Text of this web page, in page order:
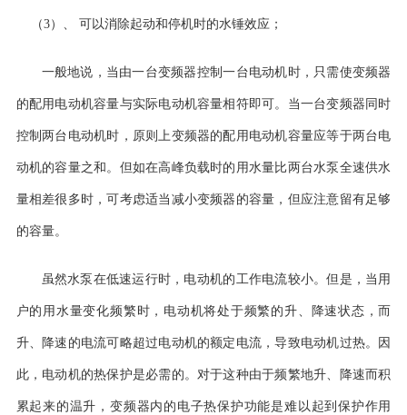
（3） 、 可以消除起动和停机时的水锤效应；
一般地说，当由一台变频器控制一台电动机时，只需使变频器
的配用电动机容量与实际电动机容量相符即可。当一台变频器同时
控制两台电动机时，原则上变频器的配用电动机容量应等于两台电
动机的容量之和。但如在高峰负载时的用水量比两台水泵全速供水
量相差很多时，可考虑适当减小变频器的容量，但应注意留有足够
的容量。
虽然水泵在低速运行时，电动机的工作电流较小。但是，当用
户的用水量变化频繁时，电动机将处于频繁的升、降速状态，而
升、降速的电流可略超过电动机的额定电流，导致电动机过热。因
此，电动机的热保护是必需的。对于这种由于频繁地升、降速而积
累起来的温升，变频器内的电子热保护功能是难以起到保护作用